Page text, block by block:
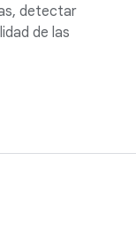
detectar
de las